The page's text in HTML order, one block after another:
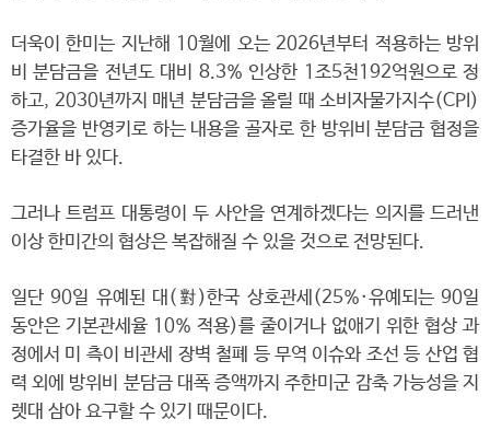
더욱이 한미는 지난해 10월에 오는 2026년부터 적용하는 방위
비 분담금을 전년도 대비 8.3% 인상한 1조5천192억원으로 정
하고, 2030년까지 매년 분담금을 올릴 때 소비자물가지수(CPI)
증가율을 반영키로 하는 내용을 골자로 한 방위비 분담금 협정을
타결한 바 있다.
그러나 트럼프 대통령이 두 사안을 연계하겠다는 의지를 드러낸
이상 한미간의 협상은 복잡해질 수 있을 것으로 전망된다.
일단 90일 유예된 대(對)한국 상호관세(25%·유예되는 90일
동안은 기본관세율 10% 적용)를 줄이거나 없애기 위한 협상 과
정에서 미 측이 비관세 장벽 철폐 등 무역 이슈와 조선 등 산업 협
력 외에 방위비 분담금 대폭 증액까지 주한미군 감축 가능성을 지
렛대 삼아 요구할 수 있기 때문이다.